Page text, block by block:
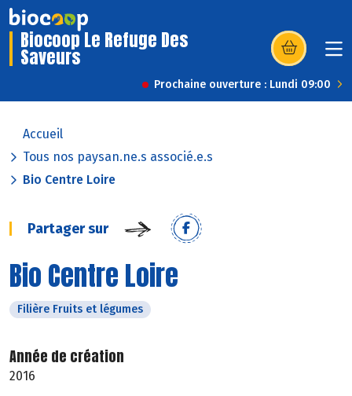
Biocoop Le Refuge Des
Saveurs (s’ouvre dans
Prochaine ouverture : Lundi 09:00
Accueil
Tous nos paysan.ne.s associé.e.s
Bio Centre Loire
Partager sur
Bio Centre Loire
Filière Fruits et légumes
Année de création
2016